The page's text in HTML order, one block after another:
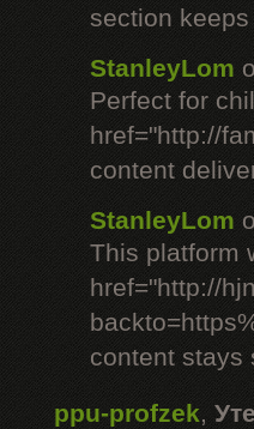
section
StanleyLom
Perfect for
href="http://
content
StanleyLom
This platform
href="http://
content stays
ppu-profzek,